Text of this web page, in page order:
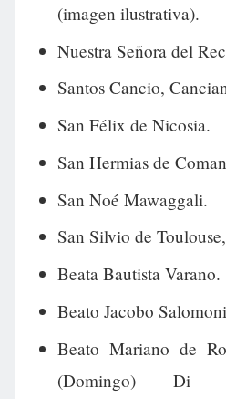
(imagen ilustrativa).
Nuestra Señora del
Santos Cancio,
San Félix de Nicosia.
San Hermias de
San Noé Mawaggali.
San Silvio de
Beata Bautista Varano.
Beato Jacobo
Beato Mariano de
(Domingo) Di